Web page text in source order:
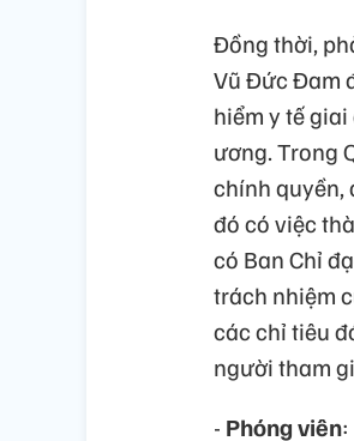
Đồng thời,
Vũ Đức Đam
hiểm y tế
ương. Trong
chính quyền,
đó có việc
có Ban Chỉ
trách nhiệm
các chỉ tiêu
người tham
- Phóng viên: